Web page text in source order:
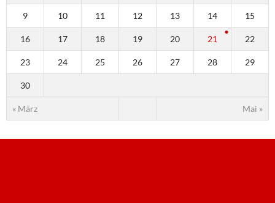
« März Mai »
9 10 11 12 13 14 15
16 17 18 19 20 21 22
23 24 25 26 27 28 29
30